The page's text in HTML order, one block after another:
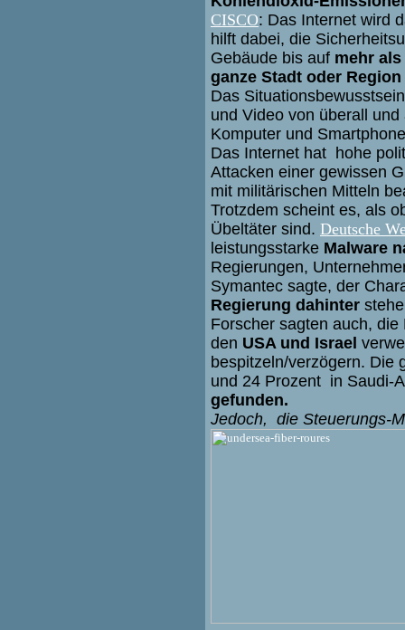
CISCO: Das Internet wird
hilft dabei, die
Gebäude bis auf mehr
ganze Stadt oder Region
Das
und Video von überall
Komputer und
Das Internet hat hohe
Attacken einer gewissen
mit militärischen Mitteln
Trotzdem scheint es, als
Übeltäter sind. Deutsche
leistungsstarke Malware
Regierungen,
Symantec sagte, der
Regierung dahinter
Forscher sagten auch, die
den USA und Israel
bespitzeln/verzögern.
und 24 Prozent in Saudi-
gefunden.
Jedoch, die Steuerungs-